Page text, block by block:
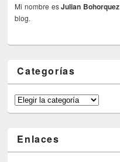
Mi nombre esJulian Bohorquez
blog.
Categorías
Categorías
Enlaces